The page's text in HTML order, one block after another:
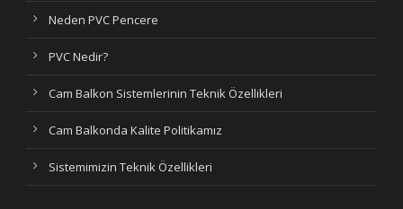
Neden PVC Pencere
PVC Nedir?
Cam Balkon Sistemlerinin Teknik Özellikleri
Cam Balkonda Kalite Politikamız
Sistemimizin Teknik Özellikleri